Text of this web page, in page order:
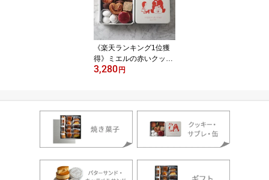
《楽天ランキング1位獲
得》ミエルの赤いクッキ
ー缶 ◆ クッキー缶 ギフ
菓子 クッキー プチギフ
3,280 円